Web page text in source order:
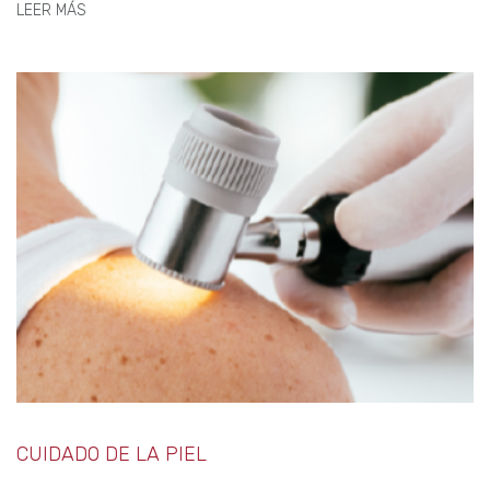
LEER MÁS
CUIDADO DE LA PIEL